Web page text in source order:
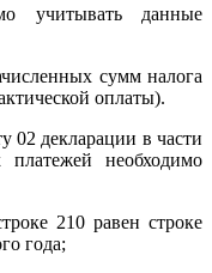
учитывать данные
сумм налога
оплаты).
02 декларации в части
платежей необходимо
210 равен строке
года;